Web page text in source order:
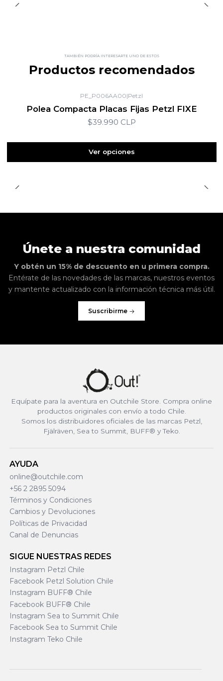
TAMBIÉN PODRÍA INTERESARTE UNO DE ESTOS
Productos recomendados
PE_P006AA00|Petzl
Polea Compacta Placas Fijas Petzl FIXE
$39.990 CLP
Ver opciones
Únete a nuestra comunidad
Y obtén un 15% de descuento en u primera compra.
Entérate de las novedades de las marcas, nuestros eventos
y mantente actualizado con la información técnica más útil.
Suscribirme
Equípate para la aventura en Outchile Store. Compra online
productos originales con envío a todo Chile.
Somos los distribuidores oficiales de las marcas Petzl,
Fjälräven, Sea to Summit, BUFF® y Teko.
AYUDA
online@outchile.com
+56 2 2895 5094
Términos y Condiciones
Cambios y Devoluciones
Políticas de Privacidad
Canal de Denuncias
SIGUE NUESTRAS REDES
Instagram Petzl Chile
Facebook Petzl Solution Chile
Instagram BUFF® Chile
Facebook BUFF® Chile
Instagram Sea to Summit Chile
Facebook Sea to Summit Chile
Instagram Teko Chile